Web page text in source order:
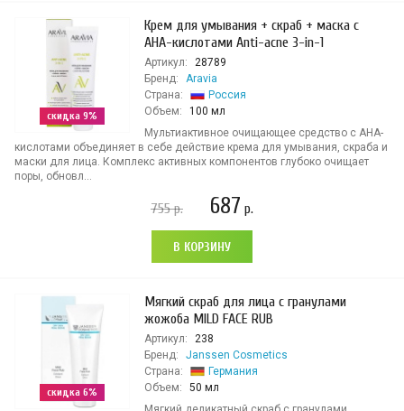
скидка 9%
Крем для умывания + скраб + маска с
АНА-кислотами Anti-acne 3-in-1
Артикул:
28789
Бренд:
Aravia
Страна:
Россия
Объем:
100 мл
Мультиактивное очищающее средство с AHA-
кислотами объединяет в себе действие крема для умывания, скраба и
маски для лица. Комплекс активных компонентов глубоко очищает
поры, обновл...
755р. 687 р.
В КОРЗИНУ
скидка 6%
Мягкий скраб для лица с гранулами
жожоба MILD FACE RUB
Артикул:
238
Бренд:
Janssen Cosmetics
Страна:
Германия
Объем:
50 мл